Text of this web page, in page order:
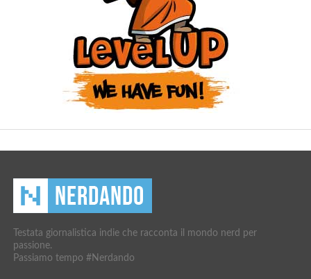
Testata giornalistica indie che racconta il mondo nerd per
passione.
Passiamo tempo #Nerdando